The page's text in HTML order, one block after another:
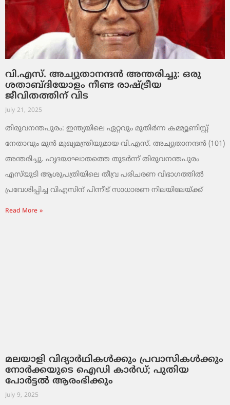
വി.എസ്. അച്യുതാനന്ദൻ അന്തരിച്ചു: ഒരു
ശതാബ്ദിയോളം നീണ്ട രാഷ്ട്രീയ
ജീവിതത്തിന് വിട
July 21, 2025
തിരുവനന്തപുരം: ഇന്ത്യയിലെ ഏറ്റവും മുതിര്‍ന്ന കമ്മ്യൂണിസ്റ്റ്
നേതാവും മുന്‍ മുഖ്യമന്ത്രിയുമായ വി.എസ്. അച്യുതാനന്ദന്‍ (101)
അന്തരിച്ചു. ഹൃദയാഘാതത്തെ തുടർന്ന് തിരുവനന്തപുരം
എസ്‌യുടി ആശുപത്രിയിലെ തീവ്ര പരിചരണ വിഭാഗത്തിൽ
പ്രവേശിപ്പിച്ച വിഎസിന് പിന്നീട് സാധാരണ നിലയിലേയ്ക്ക്
Read More »
മലയാളി വിദ്യാർഥികൾക്കും പ്രവാസികൾക്കും
നോര്‍ക്കയുടെ ഐഡി കാർഡ്; പുതിയ
പോർട്ടൽ ആരംഭിക്കും
July 9, 2025